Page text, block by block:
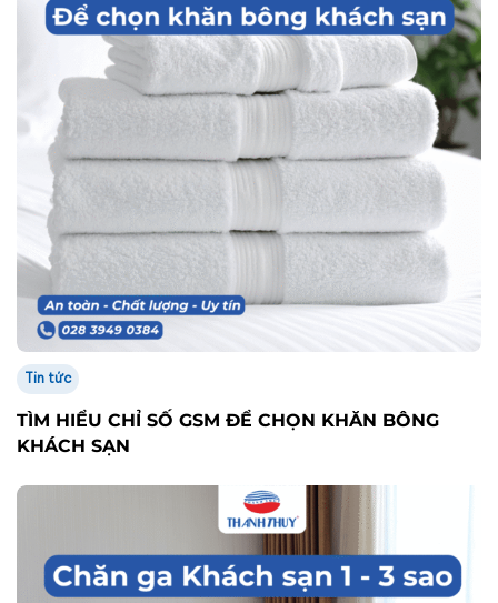
Tin tức
TÌM HIỂU CHỈ SỐ GSM ĐỂ CHỌN KHĂN BÔNG
KHÁCH SẠN